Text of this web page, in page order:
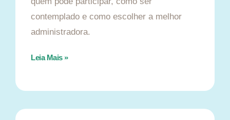
contemplado e como escolher a melhor
administradora.
Leia Mais »